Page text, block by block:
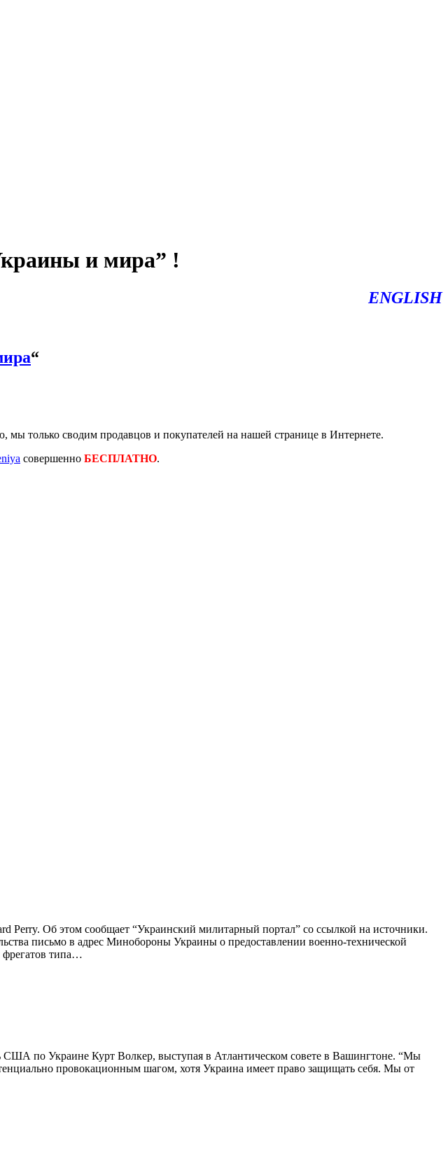
и мира” !
ENGLISH
“
только сводим продавцов и покупателей на нашей странице в Интернете.
совершенно БЕСПЛАТНО.
Об этом сообщает “Украинский милитарный портал” со ссылкой на источники.
письмо в адрес Минобороны Украины о предоставлении военно-технической
типа…
по Украине Курт Волкер, выступая в Атлантическом совете в Вашингтоне. “Мы
провокационным шагом, хотя Украина имеет право защищать себя. Мы от